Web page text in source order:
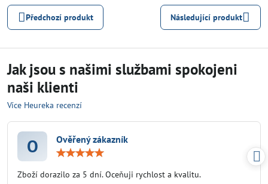
Předchozí produkt Následující produkt
Jak jsou s našimi službami spokojeni
naši klienti
Více Heureka recenzí
O Ověřený zákazník
5
Zboží dorazilo za 5 dní. Oceňuji rychlost a kvalitu.